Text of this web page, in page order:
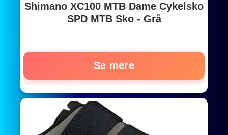
Shimano XC100 MTB Dame Cykelsko
SPD MTB Sko - Grå
Se mere